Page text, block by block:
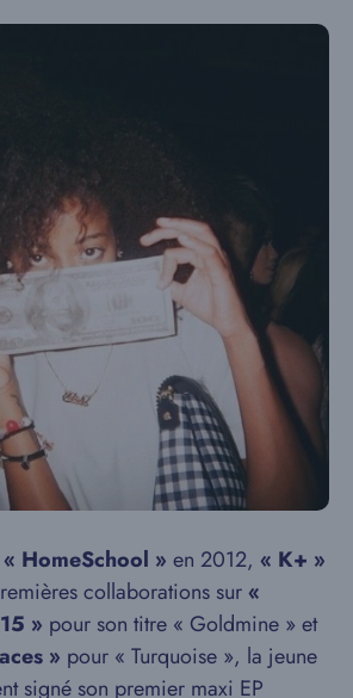
« HomeSchool » en 2012, « K+ »
collaborations sur«
» pour son titre « Goldmine » et
» pour « Turquoise », la jeune
signé son premier maxi EP